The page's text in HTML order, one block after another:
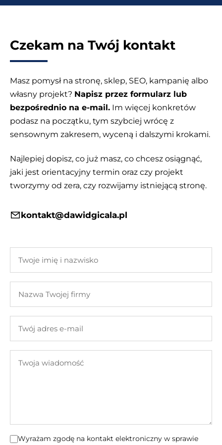
w
Czekam na Twój kontakt
Masz pomysł na stronę, sklep, SEO, kampanię albo
własny projekt? Napisz przez formularz lub
bezpośrednio na e-mail. Im więcej konkretów
podasz na początku, tym szybciej wrócę z
sensownym zakresem, wyceną i dalszymi krokami.
Najlepiej dopisz, co już masz, co chcesz osiągnąć,
jaki jest orientacyjny termin oraz czy projekt
tworzymy od zera, czy rozwijamy istniejącą stronę.
kontakt@dawidgicala.pl
imię
nazwisko
Twojej
adres
mail
wiadomość
Wyrażam zgodę na kontakt elektroniczny w sprawie